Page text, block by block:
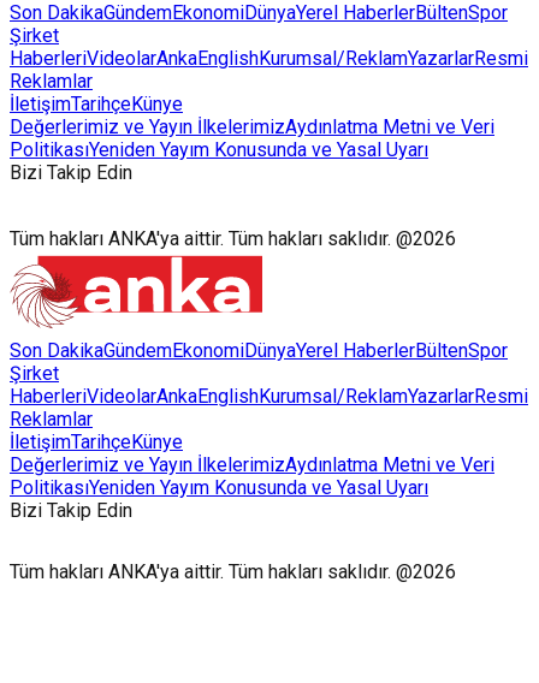
Son DakikaGündemEkonomiDünyaYerel HaberlerBültenSpor
Şirket
HaberleriVideolarAnkaEnglishKurumsal/ReklamYazarlarResmi
Reklamlar
İletişimTarihçeKünye
Değerlerimiz ve Yayın İlkelerimizAydınlatma Metni ve Veri
PolitikasıYeniden Yayım Konusunda ve Yasal Uyarı
Bizi Takip Edin
Tüm hakları ANKA'ya aittir. Tüm hakları saklıdır. @2026
Son DakikaGündemEkonomiDünyaYerel HaberlerBültenSpor
Şirket
HaberleriVideolarAnkaEnglishKurumsal/ReklamYazarlarResmi
Reklamlar
İletişimTarihçeKünye
Değerlerimiz ve Yayın İlkelerimizAydınlatma Metni ve Veri
PolitikasıYeniden Yayım Konusunda ve Yasal Uyarı
Bizi Takip Edin
Tüm hakları ANKA'ya aittir. Tüm hakları saklıdır. @2026